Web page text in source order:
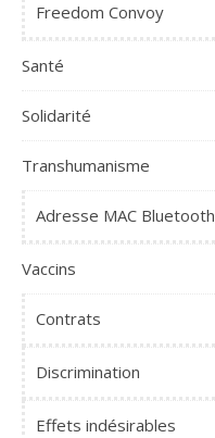
Freedom Convoy
Santé
Solidarité
Transhumanisme
Adresse MAC Bluetooth
Vaccins
Contrats
Discrimination
Effets indésirables